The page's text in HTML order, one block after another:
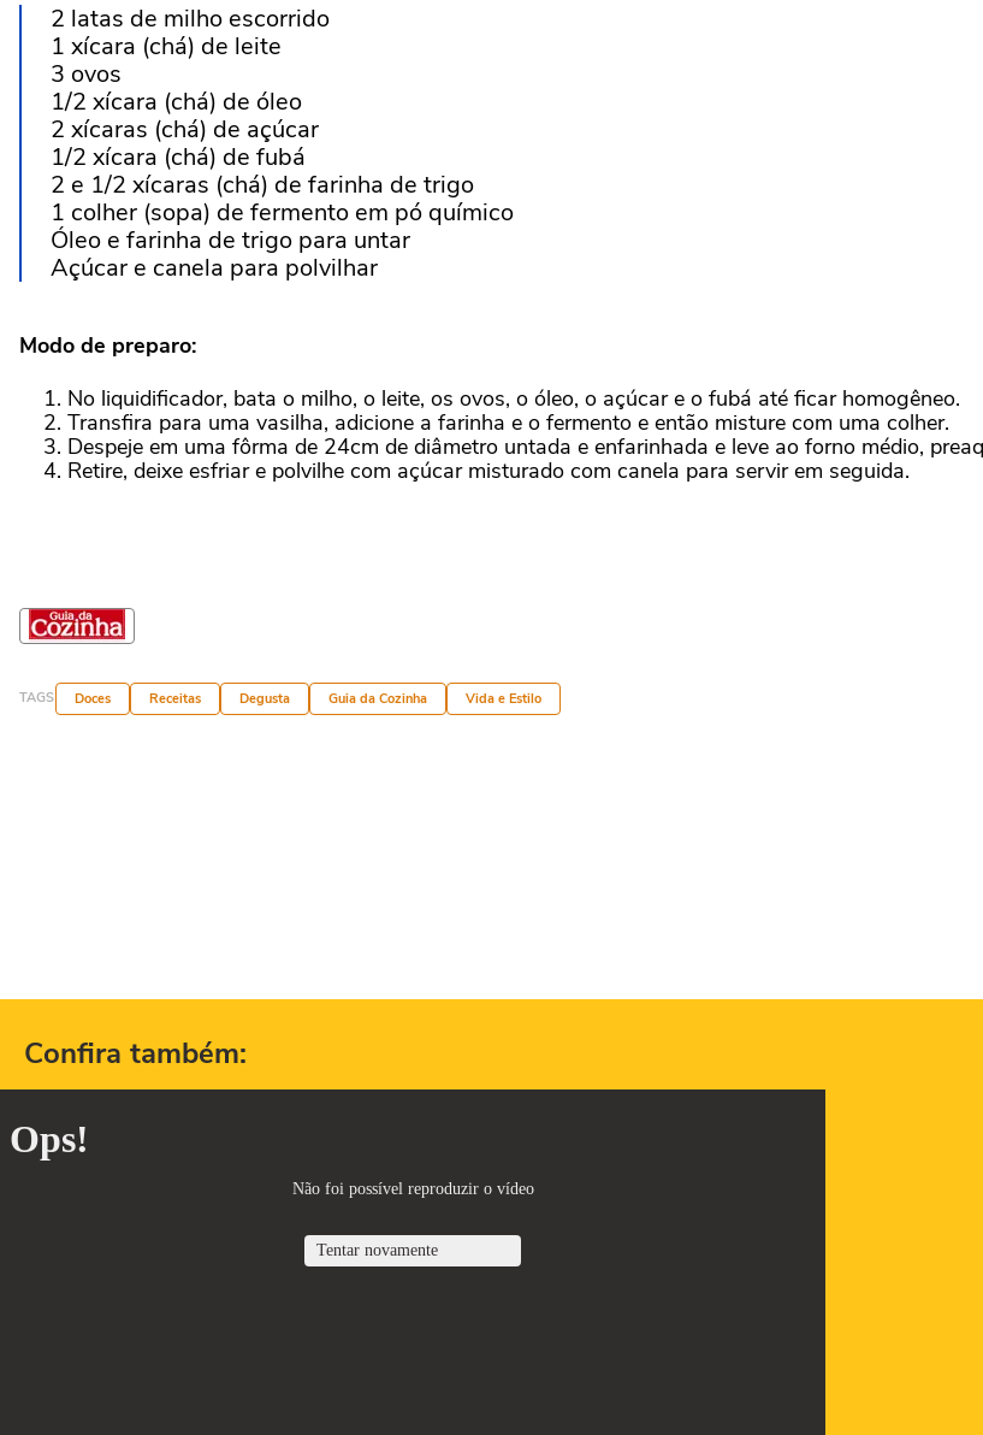
2 latas de milho escorrido
1 xícara (chá) de leite
3 ovos
1/2 xícara (chá) de óleo
2 xícaras (chá) de açúcar
1/2 xícara (chá) de fubá
2 e 1/2 xícaras (chá) de farinha de trigo
1 colher (sopa) de fermento em pó químico
Óleo e farinha de trigo para untar
Açúcar e canela para polvilhar
Modo de preparo:
No liquidificador, bata o milho, o leite, os ovos, o óleo, o açúcar e o fubá até ficar homogêneo.
Transfira para uma vasilha, adicione a farinha e o fermento e então misture com uma colher.
Despeje em uma fôrma de 24cm de diâmetro untada e enfarinhada e leve ao forno médio,
Retire, deixe esfriar e polvilhe com açúcar misturado com canela para servir em seguida.
TAGS Doces Receitas Degusta Guia da Cozinha Vida e Estilo
Confira também: